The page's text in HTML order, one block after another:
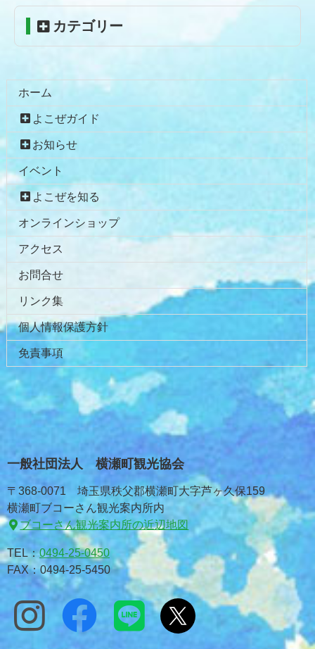
戻
カテゴリー
ホーム
よこぜガイド
お知らせ
イベント
よこぜを知る
オンラインショップ
アクセス
お問合せ
リンク集
個人情報保護方針
免責事項
一般社団法人 横瀬町観光協会
〒368-0071 埼玉県秩父郡横瀬町大字芦ヶ久保159
横瀬町ブコーさん観光案内所内
ブコーさん観光案内所の近辺地図
TEL：0494-25-0450
FAX：0494-25-5450